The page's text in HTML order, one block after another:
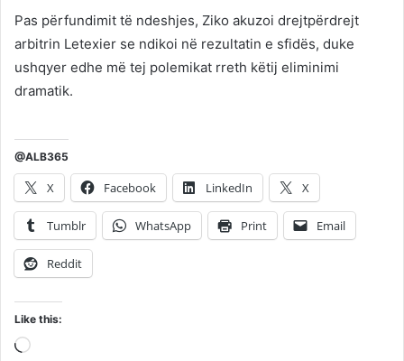
Pas përfundimit të ndeshjes, Ziko akuzoi drejtpërdrejt
arbitrin Letexier se ndikoi në rezultatin e sfidës, duke
ushqyer edhe më tej polemikat rreth këtij eliminimi
dramatik.
@ALB365
X Facebook LinkedIn X
Tumblr WhatsApp Print Email
Reddit
Like this:
Loading…